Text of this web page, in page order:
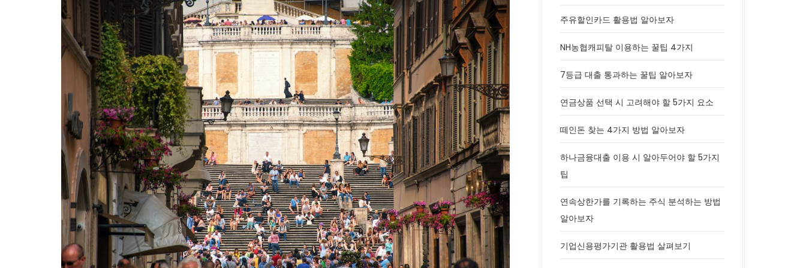
주유할인카드 활용법 알아보자
NH농협캐피탈 이용하는 꿀팁 4가지
7등급 대출 통과하는 꿀팁 알아보자
연금상품 선택 시 고려해야 할 5가지 요소
떼인돈 찾는 4가지 방법 알아보자
하나금융대출 이용 시 알아두어야 할 5가지
팁
연속상한가를 기록하는 주식 분석하는 방법
알아보자
기업신용평가기관 활용법 살펴보기